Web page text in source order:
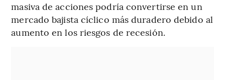
masiva de acciones podría convertirse en un
mercado bajista cíclico más duradero debido al
aumento en los riesgos de recesión.